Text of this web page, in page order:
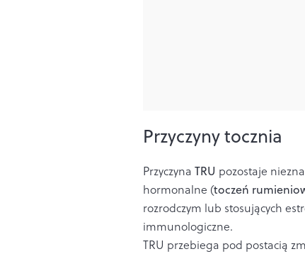
Przyczyny tocznia
Przyczyna TRU pozostaje
hormonalne (toczeń
rozrodczym lub stosujących
immunologiczne.
TRU przebiega pod postacią